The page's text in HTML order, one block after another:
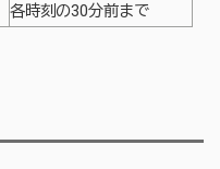
各時刻の30分前まで